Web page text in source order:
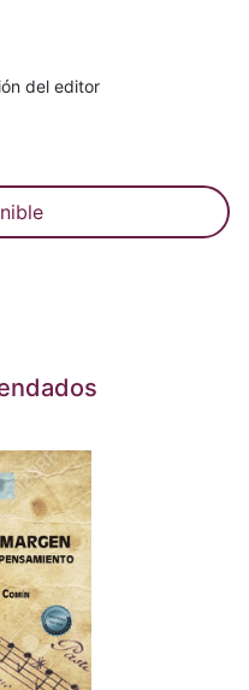
del editor